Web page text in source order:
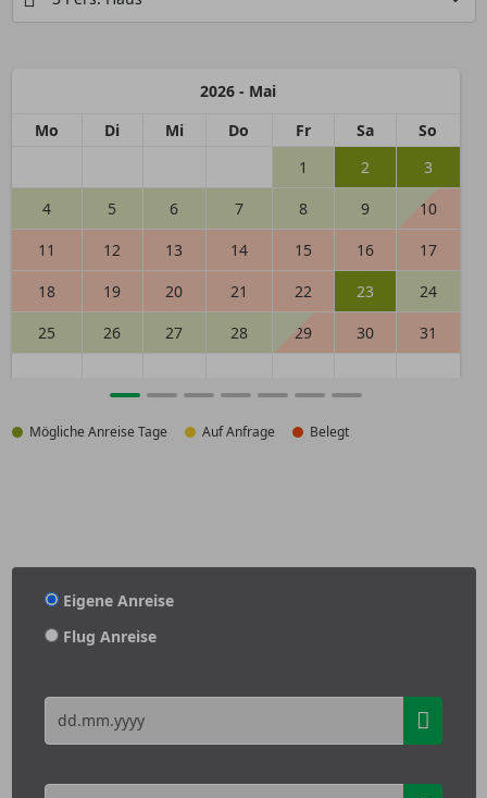
2026 - Mai
Mo
Di Mi Do Fr Sa
So
1
2
3
4
5 6 7 8 9
10
11
12 13 14 15 16
17
18
19 20 21 22 23
24
25
26 27 28 29 30 31
Mögliche Anreise Tage Auf Anfrage Belegt
Eigene Anreise
Flug Anreise